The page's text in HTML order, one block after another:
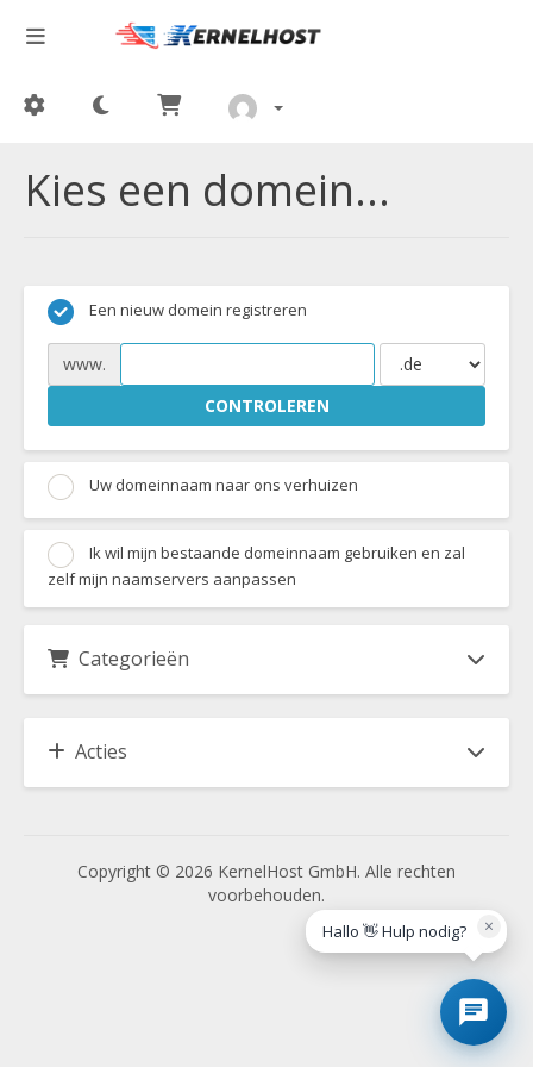
Kies een domein...
Een nieuw domein registreren
www.
CONTROLEREN
Uw domeinnaam naar ons verhuizen
Ik wil mijn bestaande domeinnaam gebruiken en zal
zelf mijn naamservers aanpassen
Categorieën
Acties
Copyright © 2026 KernelHost GmbH. Alle rechten
voorbehouden.
×
Hallo 👋 Hulp nodig?